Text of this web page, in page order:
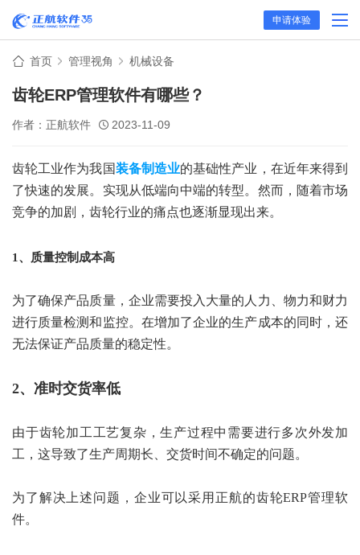
申请体验
首页 管理视角 机械设备
齿轮ERP管理软件有哪些？
作者：正航软件 2023-11-09
齿轮工业作为我国装备制造业的基础性产业，在近年来得到
了快速的发展。实现从低端向中端的转型。然而，随着市场
竞争的加剧，齿轮行业的痛点也逐渐显现出来。
1、质量控制成本高
为了确保产品质量，企业需要投入大量的人力、物力和财力
进行质量检测和监控。在增加了企业的生产成本的同时，还
无法保证产品质量的稳定性。
2、准时交货率低
由于齿轮加工工艺复杂，生产过程中需要进行多次外发加
工，这导致了生产周期长、交货时间不确定的问题。
为了解决上述问题，企业可以采用正航的齿轮ERP管理软
件。